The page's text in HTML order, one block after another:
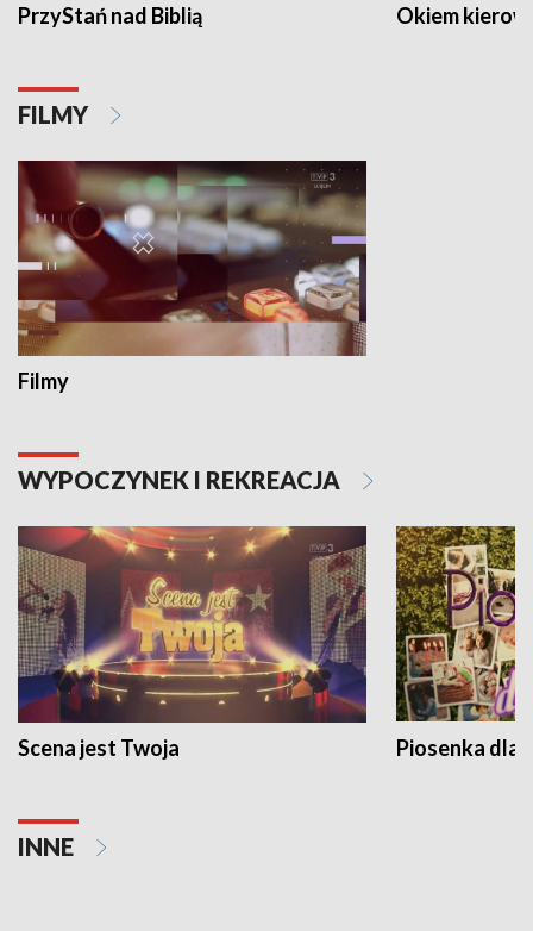
PrzyStań nad Biblią Okiem
FILMY
Filmy
WYPOCZYNEK I REKREACJA
Scena jest Twoja Piosenka dla
INNE